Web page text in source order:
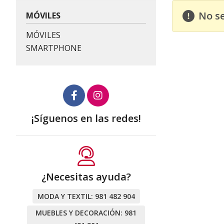
No
MÓVILES
MÓVILES
SMARTPHONE
¡Síguenos en las redes!
¿Necesitas ayuda?
MODA Y TEXTIL: 981 482 904
MUEBLES Y DECORACIÓN: 981